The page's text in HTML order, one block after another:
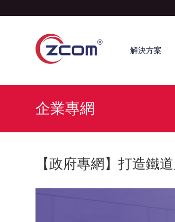
解決方案
企業專網
【政府專網】打造鐵